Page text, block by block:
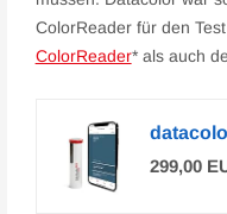
ColorReader für den
ColorReader* als auch
299,00